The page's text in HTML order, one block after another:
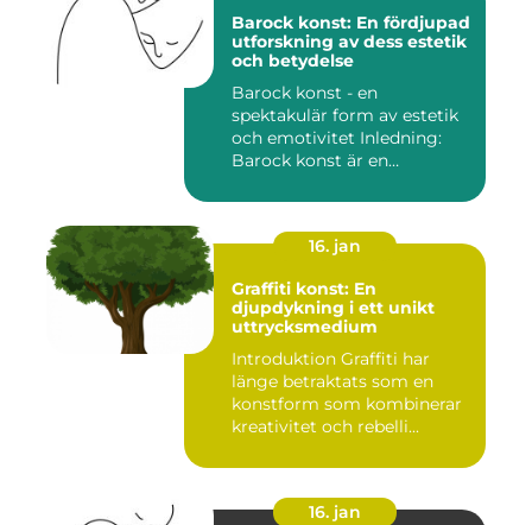
Barock konst: En fördjupad
utforskning av dess estetik
och betydelse
Barock konst - en
spektakulär form av estetik
och emotivitet Inledning:
Barock konst är en
16. jan
Graffiti konst: En
djupdykning i ett unikt
uttrycksmedium
Introduktion Graffiti har
länge betraktats som en
konstform som kombinerar
kreativitet och rebelli...
16. jan